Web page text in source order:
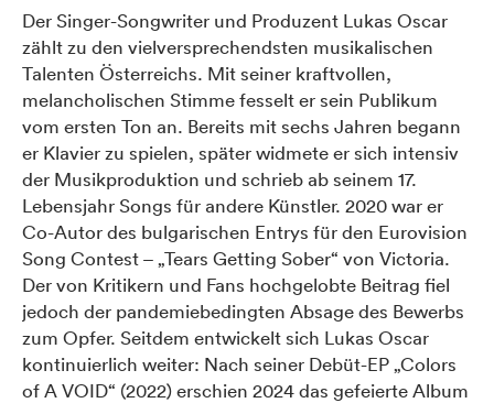
Der Singer-Songwriter und Produzent Lukas Oscar
zählt zu den vielversprechendsten musikalischen
Talenten Österreichs. Mit seiner kraftvollen,
melancholischen Stimme fesselt er sein Publikum
vom ersten Ton an. Bereits mit sechs Jahren begann
er Klavier zu spielen, später widmete er sich intensiv
der Musikproduktion und schrieb ab seinem 17.
Lebensjahr Songs für andere Künstler. 2020 war er
Co-Autor des bulgarischen Entrys für den Eurovision
Song Contest – „Tears Getting Sober“ von Victoria.
Der von Kritikern und Fans hochgelobte Beitrag fiel
jedoch der pandemiebedingten Absage des Bewerbs
zum Opfer. Seitdem entwickelt sich Lukas Oscar
kontinuierlich weiter: Nach seiner Debüt-EP „Colors
of A VOID“ (2022) erschien 2024 das gefeierte Album